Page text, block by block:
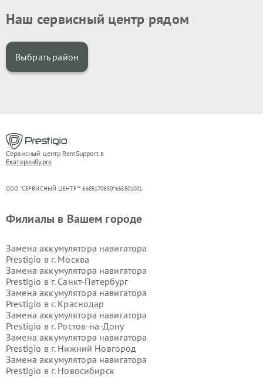
Наш сервисный центр рядом
Выбрать район
Сервисный центр RemSupport в
Екатеринбурге
ООО "СЕРВИСНЫЙ ЦЕНТР"* 6685170650*668501001
Филиалы в Вашем городе
Замена аккумулятора навигатора
Prestigio в г. Москва
Замена аккумулятора навигатора
Prestigio в г. Санкт-Петербург
Замена аккумулятора навигатора
Prestigio в г. Краснодар
Замена аккумулятора навигатора
Prestigio в г. Ростов-на-Дону
Замена аккумулятора навигатора
Prestigio в г. Нижний Новгород
Замена аккумулятора навигатора
Prestigio в г. Новосибирск